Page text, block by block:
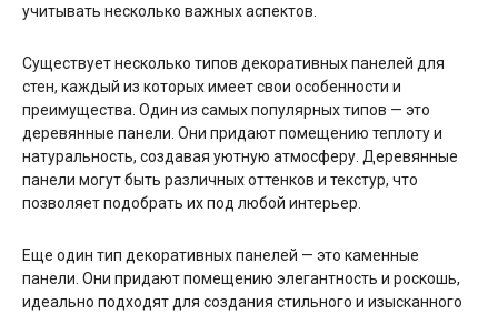
учитывать несколько важных аспектов.
Существует несколько типов декоративных панелей для
стен, каждый из которых имеет свои особенности и
преимущества. Один из самых популярных типов — это
деревянные панели. Они придают помещению теплоту и
натуральность, создавая уютную атмосферу. Деревянные
панели могут быть различных оттенков и текстур, что
позволяет подобрать их под любой интерьер.
Еще один тип декоративных панелей — это каменные
панели. Они придают помещению элегантность и роскошь,
идеально подходят для создания стильного и изысканного